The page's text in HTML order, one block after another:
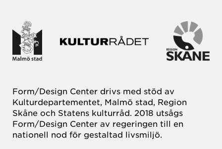
Form/Design Center drivs med stöd av
Kulturdepartementet, Malmö stad, Region
Skåne och Statens kulturråd. 2018 utsågs
Form/Design Center av regeringen till en
nationell nod för gestaltad livsmiljö.